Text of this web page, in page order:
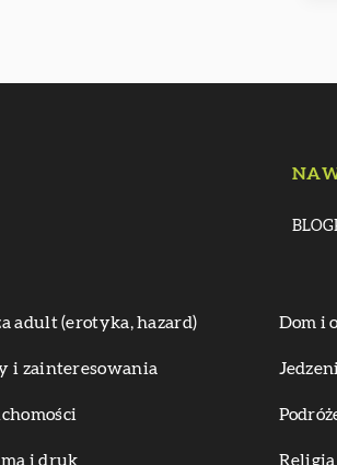
BLOG
adult (erotyka, hazard) Dom i
i zainteresowania
i druk